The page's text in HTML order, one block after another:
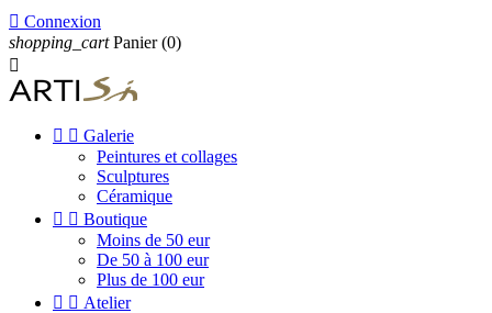
 Connexion
shopping_cart Panier (0)

  Galerie
Peintures et collages
Sculptures
Céramique
  Boutique
Moins de 50 eur
De 50 à 100 eur
Plus de 100 eur
  Atelier